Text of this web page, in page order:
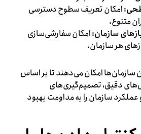
: امکان تعریف سطوح دسترسی
متنوع.
سازمان: امکان سفارشی‌سازی
هر سازمان.
سازمان‌ها امکان می‌دهند تا بر اساس
دقیق، تصمیم‌گیری‌های
سازمان را به مداومت بهبود